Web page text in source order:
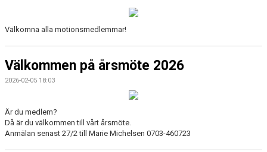
Välkomna alla motionsmedlemmar!
Välkommen på årsmöte 2026
2026-02-05 18:03
Är du medlem?
Då är du välkommen till vårt årsmöte.
Anmälan senast 27/2 till Marie Michelsen 0703-460723